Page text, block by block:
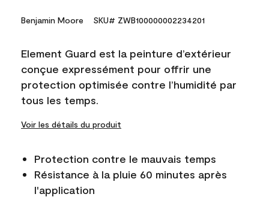
Benjamin Moore SKU# ZWB100000002234201
Element Guard est la peinture d’extérieur
conçue expressément pour offrir une
protection optimisée contre l’humidité par
tous les temps.
Voir les détails du produit
Protection contre le mauvais temps
Résistance à la pluie 60 minutes après
l'application